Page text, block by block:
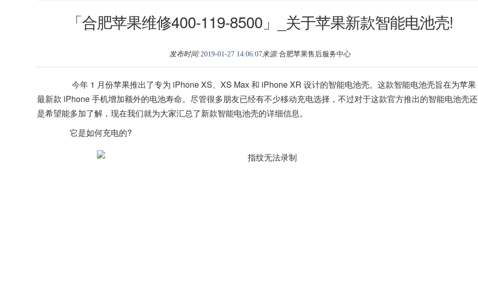
「合肥苹果维修400-119-8500」_关于苹果新款智能电池壳!
发布时间:2019-01-27 14:06:07来源:合肥苹果售后服务中心
今年 1 月份苹果推出了专为 iPhone XS、XS Max 和 iPhone XR 设计的智能电池壳。这款智能电池壳旨在为苹果
最新款 iPhone 手机增加额外的电池寿命。尽管很多朋友已经有不少移动充电选择，不过对于这款官方推出的智能电池壳还
是希望能多加了解，现在我们就为大家汇总了新款智能电池壳的详细信息。
它是如何充电的?